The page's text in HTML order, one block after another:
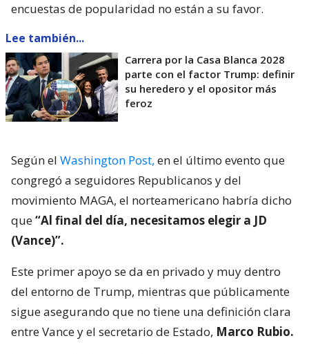
encuestas de popularidad no están a su favor.
Lee también...
Carrera por la Casa Blanca 2028
parte con el factor Trump: definir
su heredero y el opositor más
feroz
Según el Washington Post, en el último evento que
congregó a seguidores Republicanos y del
movimiento MAGA, el norteamericano habría dicho
que“Al final del día, necesitamos elegir a JD
(Vance)”.
Este primer apoyo se da en privado y muy dentro
del entorno de Trump, mientras que públicamente
sigue asegurando que no tiene una definición clara
entre Vance y el secretario de Estado, Marco Rubio.